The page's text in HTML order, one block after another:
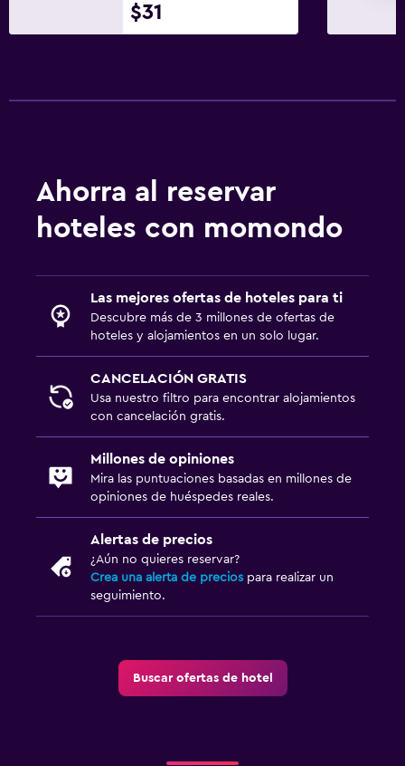
Escritorio
$31
Ahorra al reservar
hoteles con momondo
Las mejores ofertas de hoteles para ti
Descubre más de 3 millones de ofertas de
hoteles y alojamientos en un solo lugar.
CANCELACIÓN GRATIS
Usa nuestro filtro para encontrar alojamientos
con cancelación gratis.
Millones de opiniones
Mira las puntuaciones basadas en millones de
opiniones de huéspedes reales.
Alertas de precios
¿Aún no quieres reservar?
Crea una alerta de precios para realizar un
seguimiento.
Buscar ofertas de hotel